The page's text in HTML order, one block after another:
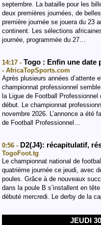
septembre. La bataille pour les
deux premières journées, de
première journée se jouera du 23
continent. Les sélections
journée, programmée du 27…
14:17 - Togo : Enfin une date
- AfricaTopSports.com
Après plusieurs années d’attente
championnat professionnel
la Ligue de Football
début. Le championnat
novembre 2026. L’annonce a été
de Football Professionnel…
0:56 - D2(J4): récapitulatif,
TogoFoot.tg
Le championnat national de
quatrième journée ce jeudi, avec
poules. Grâce à de nouveaux
dans la poule B s’installent en
débuté mercredi. Le derby de la
JEUDI